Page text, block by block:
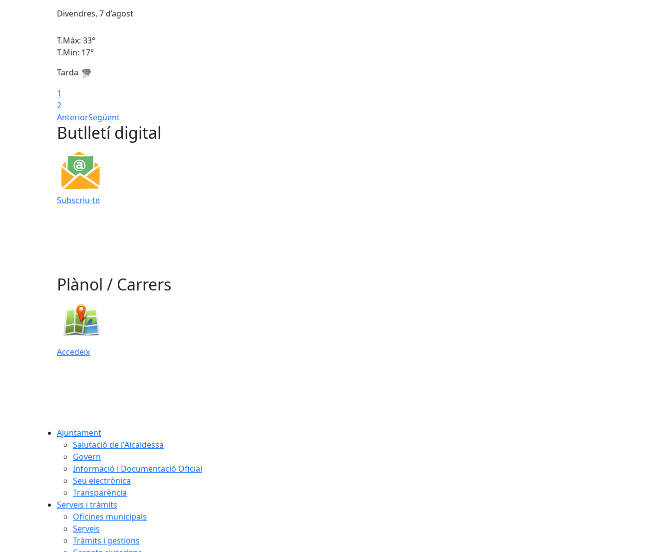
Divendres, 7 d’agost
T.Màx: 33°
T.Min: 17°
Tarda
1
2
AnteriorSegüent
Butlletí digital
Subscriu-te
Plànol / Carrers
Accedeix
Ajuntament
Salutació de l'Alcaldessa
Govern
Informació i Documentació Oficial
Seu electrònica
Transparència
Serveis i tràmits
Oficines municipals
Serveis
Tràmits i gestions